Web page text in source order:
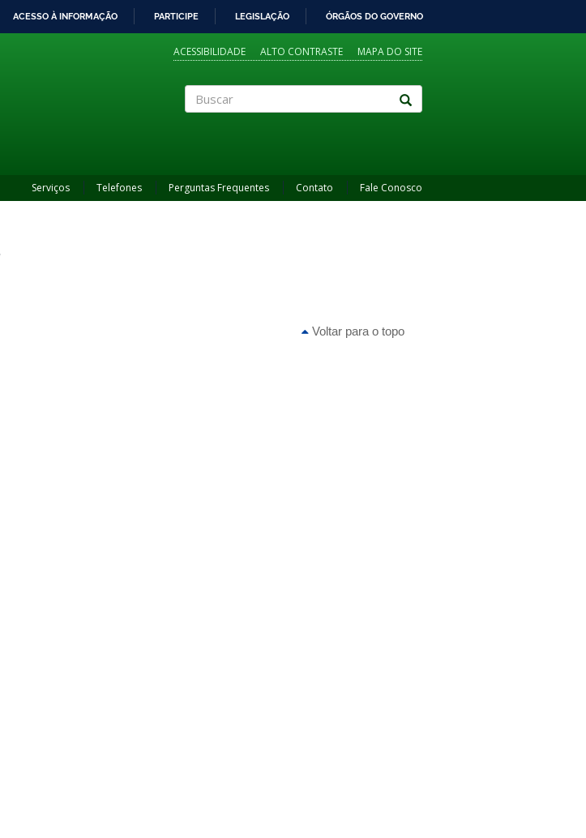
ACESSO À INFORMAÇÃO PARTICIPE LEGISLAÇÃO ÓRGÃOS DO GOVERNO
ACESSIBILIDADE ALTO CONTRASTE MAPA DO SITE
Serviços Telefones Perguntas Frequentes Contato Fale Conosco
Voltar para o topo